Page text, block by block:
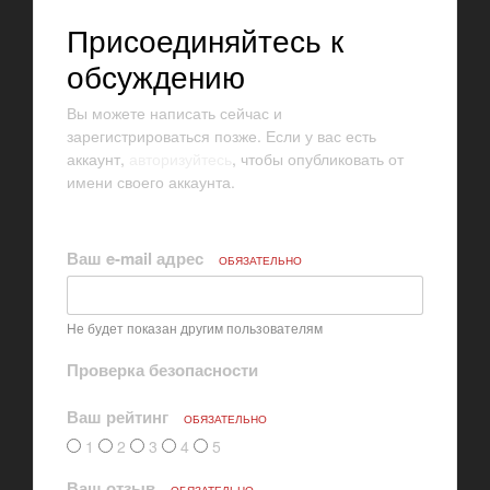
Присоединяйтесь к
обсуждению
Вы можете написать сейчас и
зарегистрироваться позже. Если у вас есть
аккаунт,
, чтобы опубликовать от
имени своего аккаунта.
Ваш e-mail адрес ОБЯЗАТЕЛЬНО
Не будет показан другим пользователям
Проверка безопасности
Ваш рейтинг
ОБЯЗАТЕЛЬНО
1 2 3 4 5